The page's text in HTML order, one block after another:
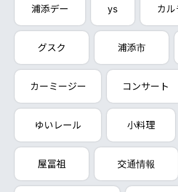
浦添デー ys カ
グスク 浦添市
カーミージー コンサート
ゆいレール 小料理
屋冨祖 交通情報